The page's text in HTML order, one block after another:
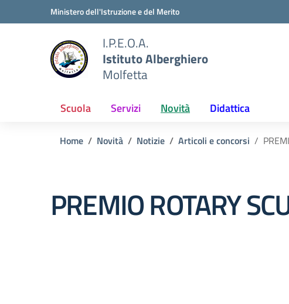
Vai ai contenuti
Vai al menu di navigazioneMinistero dell'Istruzione e del Merito
I.P.E.O.A.
Istituto Alberghiero
Molfetta
Scuola Servizi Novità Didattica
Home Novità Notizie Articoli e concorsi
PREMIO ROTARY